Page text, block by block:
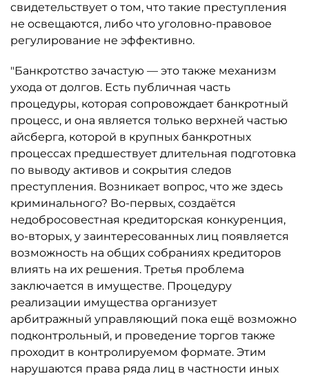
свидетельствует о том, что такие преступления
не освещаются, либо что уголовно-правовое
регулирование не эффективно.
"Банкротство зачастую — это также механизм
ухода от долгов. Есть публичная часть
процедуры, которая сопровождает банкротный
процесс, и она является только верхней частью
айсберга, которой в крупных банкротных
процессах предшествует длительная подготовка
по выводу активов и сокрытия следов
преступления. Возникает вопрос, что же здесь
криминального? Во-первых, создаётся
недобросовестная кредиторская конкуренция,
во-вторых, у заинтересованных лиц появляется
возможность на общих собраниях кредиторов
влиять на их решения. Третья проблема
заключается в имуществе. Процедуру
реализации имущества организует
арбитражный управляющий пока ещё возможно
подконтрольный, и проведение торгов также
проходит в контролируемом формате. Этим
нарушаются права ряда лиц в частности иных